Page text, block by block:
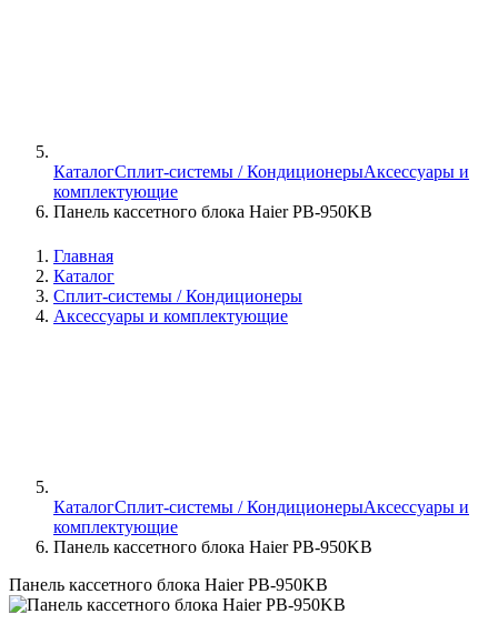
КаталогСплит-системы / КондиционерыАксессуары и
комплектующие
Панель кассетного блока Haier PB-950KB
Главная
Каталог
Сплит-системы / Кондиционеры
Аксессуары и комплектующие
КаталогСплит-системы / КондиционерыАксессуары и
комплектующие
Панель кассетного блока Haier PB-950KB
Панель кассетного блока Haier PB-950KB